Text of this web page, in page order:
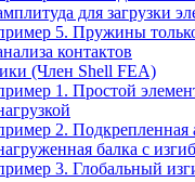
для загрузки
5. Пружины
контактов
(Член Shell FEA)
1. Простой
2. Подкрепленная
балка с
3. Глобальный